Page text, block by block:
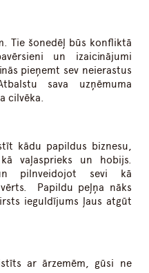
Tie šonedēļ būs konfliktā
un izaicinājumi
pieņemt sev neierastus
sava uzņēmuma
cilvēka.
kādu papildus biznesu,
vaļasprieks un hobijs.
pilnveidojot sevi kā
Papildu peļņa nāks
ieguldījums ļaus atgūt
ar ārzemēm, gūsi ne